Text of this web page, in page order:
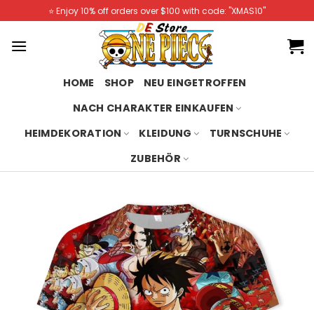
to
content
⭐️ Enjoy 10% off orders over $100 with code: "XMAS10"
HOME SHOP
NEU EINGETROFFEN
NACH CHARAKTER EINKAUFEN
HEIMDEKORATION
KLEIDUNG
TURNSCHUHE
ZUBEHÖR